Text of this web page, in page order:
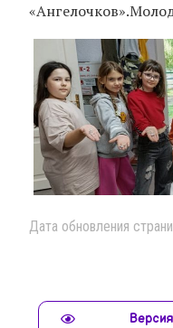
Дата обновления